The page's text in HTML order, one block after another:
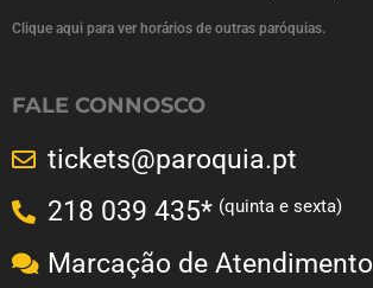
Clique aqui para ver horários de outras paróquias.
FALE CONNOSCO
tickets@paroquia.pt
218 039 435* (quinta e sexta)
Marcação de Atendimento